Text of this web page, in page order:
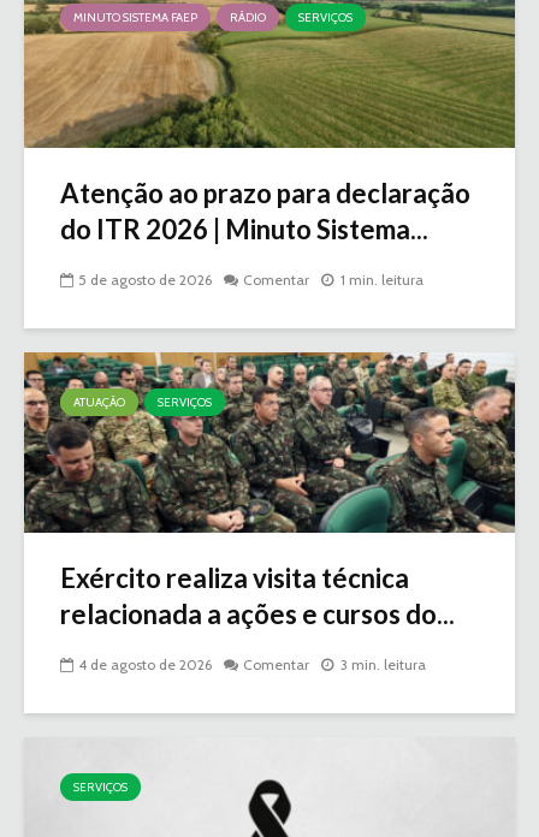
MINUTO SISTEMA FAEP RÁDIO SERVIÇOS
Atenção ao prazo para declaração
do ITR 2026 | Minuto Sistema...
5 de agosto de 2026 Comentar 1 min. leitura
ATUAÇÃO SERVIÇOS
Exército realiza visita técnica
relacionada a ações e cursos do...
4 de agosto de 2026 Comentar 3 min. leitura
SERVIÇOS